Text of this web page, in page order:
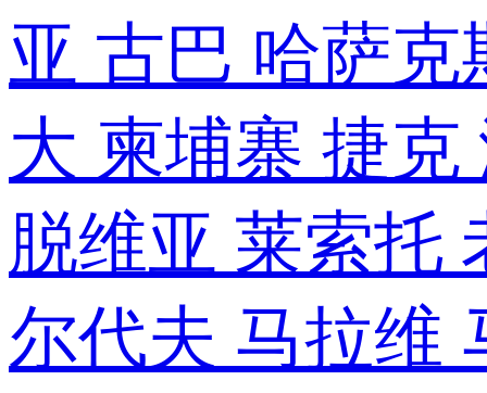
亚 古巴 哈萨
大 柬埔寨 捷克
脱维亚 莱索托
尔代夫 马拉维